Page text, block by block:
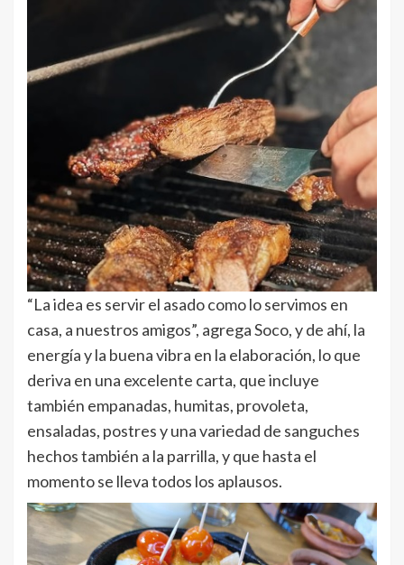
“La idea es servir el asado como lo servimos en
casa, a nuestros amigos”, agrega Soco, y de ahí, la
energía y la buena vibra en la elaboración, lo que
deriva en una excelente carta, que incluye
también empanadas, humitas, provoleta,
ensaladas, postres y una variedad de sanguches
hechos también a la parrilla, y que hasta el
momento se lleva todos los aplausos.